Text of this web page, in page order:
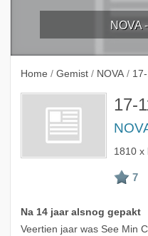
NOVA
Home / Gemist / NOVA /
17-
1810 x
Na 14 jaar alsnog gepakt
Veertien jaar was See Min